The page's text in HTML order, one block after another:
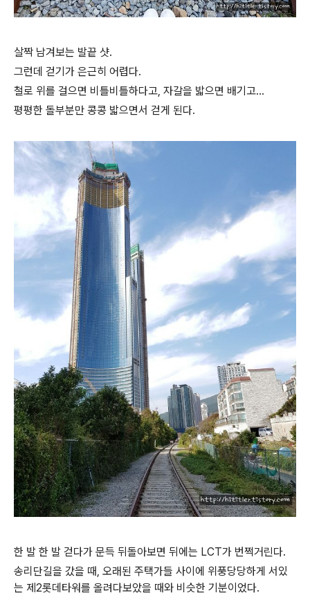
살짝 남겨보는 발끝 샷.
그런데 걷기가 은근히 어렵다.
철로 위를 걸으면 비틀비틀하다고, 자갈을 밟으면 배기고...
평평한 돌부분만 콩콩 밟으면서 걷게 된다.
한 발 한 발 걷다가 문득 뒤돌아보면 뒤에는 LCT가 번쩍거린다.
송리단길을 갔을 때, 오래된 주택가들 사이에 위풍당당하게 서있
는 제2롯데타워를 올려다보았을 때와 비슷한 기분이었다.